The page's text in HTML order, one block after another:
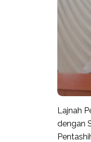
Lajnah
dengan